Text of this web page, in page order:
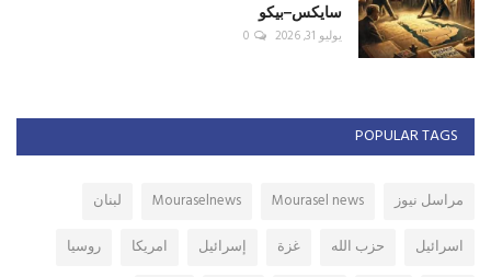
سايكس–بيكو
يوليو 31, 2026 0
POPULAR TAGS
مراسل نيوز Mourasel news
Mouraselnews
لبنان
اسرائيل
حزب الله غزة إسرائيل امريكا
روسيا